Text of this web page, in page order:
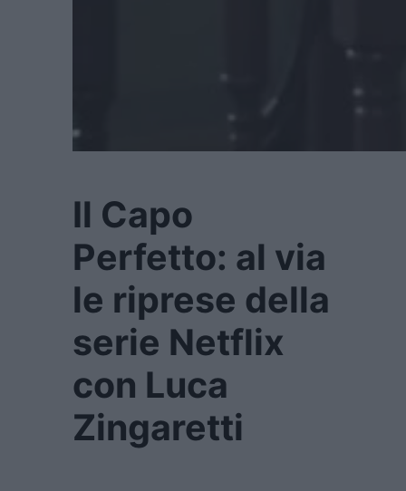
Il Capo
Perfetto: al via
le riprese della
serie Netflix
con Luca
Zingaretti